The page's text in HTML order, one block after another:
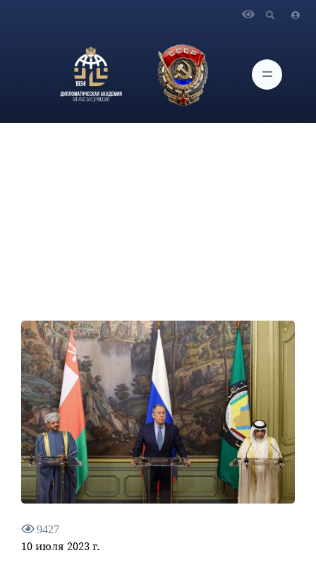
иностранных дел Российской Федерации С.В.Лаврова в ходе
совместной пресс-конференции с Министром иностранных
дел Султаната Оман Б.Аль-Бусаиди и Генеральным
секретарем ССАГПЗ Дж.Аль-Будейви
9427
10 июля 2023 г.